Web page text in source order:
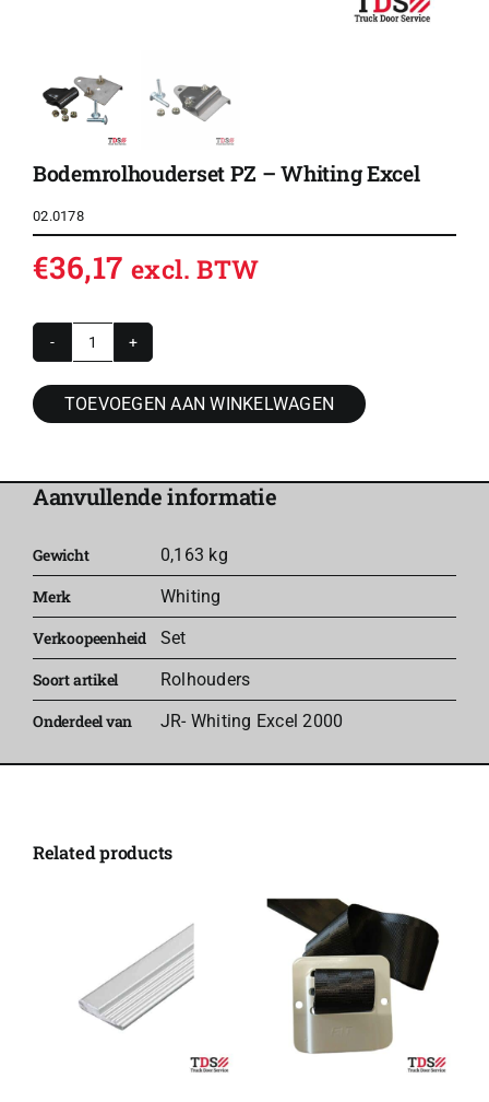
Bodemrolhouderset PZ – Whiting Excel
02.0178
€36,17 excl. BTW
Bodemrolhouderset
PZ
-
Excel
TOEVOEGEN AAN WINKELWAGEN
Aanvullende informatie
Gewicht
0,163 kg
Merk
Whiting
Verkoopeenheid
Set
Soort artikel
Rolhouders
Onderdeel van
JR- Whiting Excel 2000
Related products